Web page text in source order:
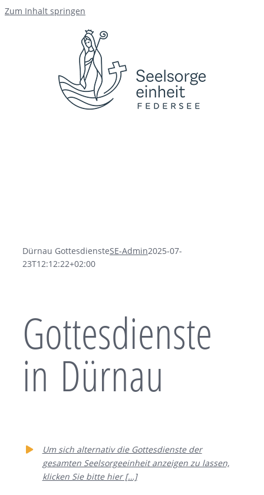
Zum Inhalt springen
Dürnau GottesdiensteSE-Admin2025-07-
23T12:12:22+02:00
Gottesdienste
in Dürnau
Um sich alternativ die Gottesdienste der
gesamten Seelsorgeeinheit anzeigen zu lassen,
klicken Sie bitte hier […]